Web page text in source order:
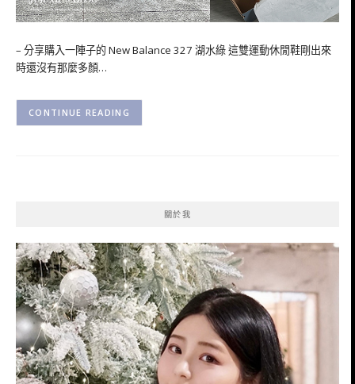
– 分享購入一陣子的 New Balance 327 湖水綠 這雙運動休閒鞋剛出來
時還沒有那麼多顏…
CONTINUE READING
關於我